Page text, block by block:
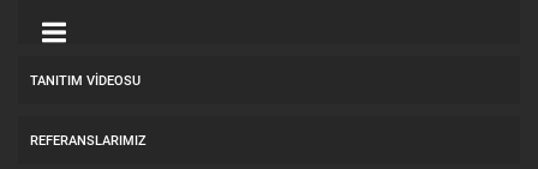
TANITIM VIDEOSU
REFERANSLARIMIZ